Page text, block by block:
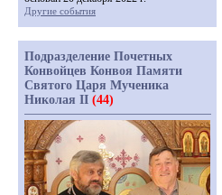
Другие события
Подразделение Почетных
Конвойцев Конвоя Памяти
Святого Царя Мученика
Николая II (44)